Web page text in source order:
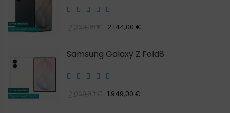
2 269,00 € 2 144,00 €
Samsung Galaxy Z Fold8
2 069,00 € 1 949,00 €